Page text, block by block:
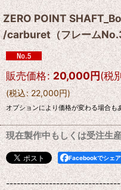
ZERO POINT
/carburet（フレーム
販売価格: 20,000円(税
(税込: 22,000円)
オプションにより価格が変わる場合も
現在製作中もしくは受注生
Facebookでシェア